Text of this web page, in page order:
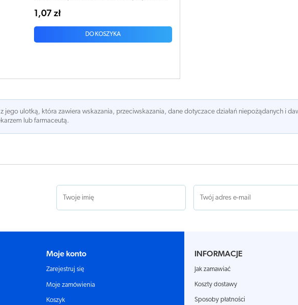
1,07 zł
DO KOSZYKA
jego ulotką, która zawiera wskazania, przeciwskazania, dane dotyczace działań niepożądanych i
lub farmaceutą.
Moje konto
Zarejestruj się
Moje zamówienia
Koszyk
INFORMACJE
Jak zamawiać
Koszty dostawy
Sposoby płatności